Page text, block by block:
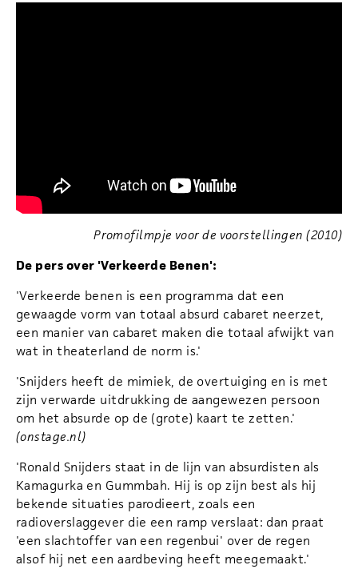
Promofilmpje voor de voorstellingen (2010)
De pers over 'Verkeerde Benen':
'Verkeerde benen is een programma dat een
gewaagde vorm van totaal absurd cabaret neerzet,
een manier van cabaret maken die totaal afwijkt van
wat in theaterland de norm is.'
'Snijders heeft de mimiek, de overtuiging en is met
zijn verwarde uitdrukking de aangewezen persoon
om het absurde op de (grote) kaart te zetten.'
(onstage.nl)
'Ronald Snijders staat in de lijn van absurdisten als
Kamagurka en Gummbah. Hij is op zijn best als hij
bekende situaties parodieert, zoals een
radioverslaggever die een ramp verslaat: dan praat
'een slachtoffer van een regenbui' over de regen
alsof hij net een aardbeving heeft meegemaakt.'